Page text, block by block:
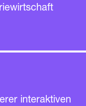
interaktiven